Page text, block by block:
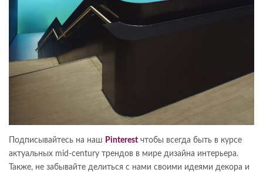
Подписывайтесь на наш Pinterest чтобы всегда быть в курсе
актуальных mid-century трендов в мире дизайна интерьера.
Также, не забывайте делиться с нами своими идеями декора и